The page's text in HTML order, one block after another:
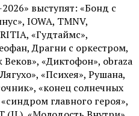
выступят: «Бонд с
IOWA, TMNV,
«Гудтаймс»,
Драгни с оркестром,
«Диктофон», obraza
«Психея», Рушана,
«конец солнечных
главного героя»,